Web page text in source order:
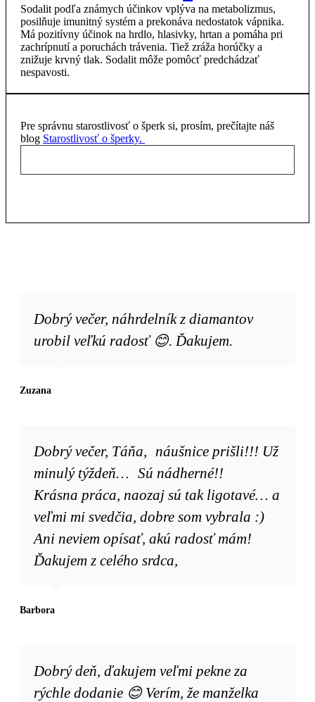
Sodalit podľa známych účinkov vplýva na metabolizmus,
posilňuje imunitný systém a prekonáva nedostatok vápnika.
Má pozitívny účinok na hrdlo, hlasivky, hrtan a pomáha pri
zachrípnutí a poruchách trávenia. Tiež zráža horúčky a
znižuje krvný tlak. Sodalit môže pomôcť predchádzať
nespavosti.
Pre správnu starostlivosť o šperk si, prosím, prečítajte náš
blog Starostlivosť o šperky.
Dobrý večer, náhrdelník z diamantov
urobil veľkú radosť 😊. Ďakujem.
Zuzana
Dobrý večer, Táňa, náušnice prišli!!! Už
minulý týždeň… Sú nádherné!!
Krásna práca, naozaj sú tak ligotavé… a
veľmi mi svedčia, dobre som vybrala :)
Ani neviem opísať, akú radosť mám!
Ďakujem z celého srdca,
Barbora
Dobrý deň, ďakujem veľmi pekne za
rýchle dodanie 😊 Verím, že manželka